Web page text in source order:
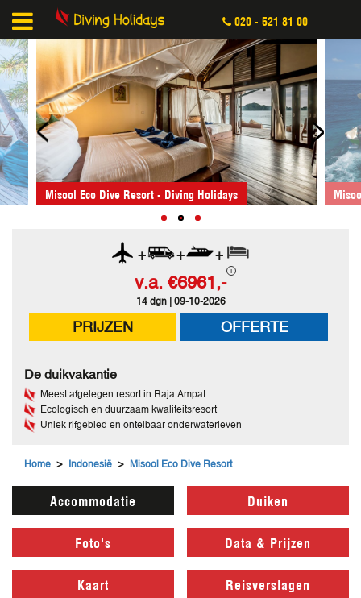
020 - 521 81 00
Misool Eco Dive Resort - Diving Holidays
< >
+ + +
v.a. €6961,-
14 dgn | 09-10-2026
PRIJZEN OFFERTE
De duikvakantie
Meest afgelegen resort in Raja Ampat
Ecologisch en duurzaam kwaliteitsresort
Uniek rifgebied en ontelbaar onderwaterleven
Home > Indonesië > Misool Eco Dive Resort
Accommodatie Duiken
Foto's Data & Prijzen
Kaart Reisverslagen